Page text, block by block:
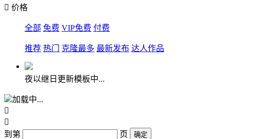
 价格
全部 免费 VIP免费 付费
推荐 热门 克隆最多 最新发布 达人作品
夜以继日更新模板中...
加载中...


到第
页 确定